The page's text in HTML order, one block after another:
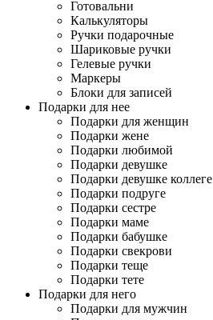
Готовальни
Калькуляторы
Ручки подарочные
Шариковые ручки
Гелевые ручки
Маркеры
Блоки для записей
Подарки для нее
Подарки для женщин
Подарки жене
Подарки любимой
Подарки девушке
Подарки девушке коллеге
Подарки подруге
Подарки сестре
Подарки маме
Подарки бабушке
Подарки свекрови
Подарки теще
Подарки тете
Подарки для него
Подарки для мужчин